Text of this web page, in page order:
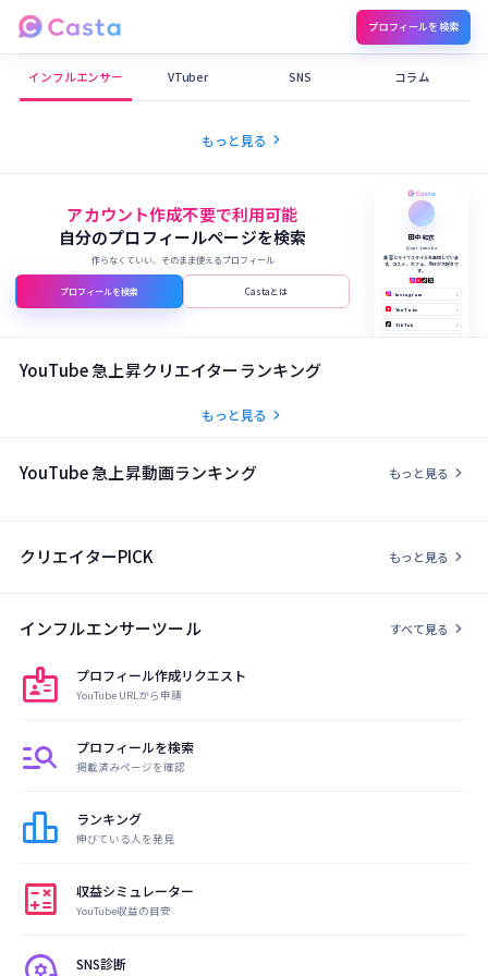
プロフィールを検索
Castaメディア
インフルエンサー VTuber SNS コラム
もっと見る chevron_right
アカウント作成不要で利用可能
自分のプロフィールページを検索
作らなくていい、そのまま使えるプロフィール
プロフィールを検索 Castaとは
田中 結衣
@yui_tanaka
美容とライフスタイルを発信していま
す。コスメ、カフェ、旅行が大好きで
す。
Instagram ›
YouTube ›
TikTok ›
YouTube 急上昇クリエイターランキング
もっと見る chevron_right
YouTube 急上昇動画ランキング もっと見る chevron_right
クリエイターPICK もっと見る chevron_right
インフルエンサーツール すべて見る chevron_right
badge プロフィール作成リクエスト
YouTube URLから申請
manage_search プロフィールを検索
掲載済みページを確認
leaderboard ランキング
伸びている人を発見
calculate 収益シミュレーター
YouTube収益の目安
SNS診断